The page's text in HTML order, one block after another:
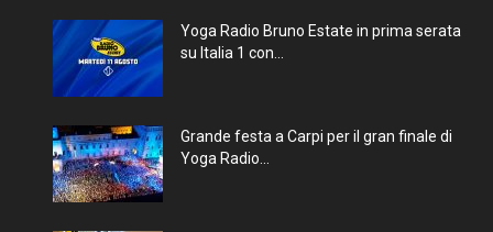
Yoga Radio Bruno Estate in prima serata
su Italia 1 con...
Grande festa a Carpi per il gran finale di
Yoga Radio...